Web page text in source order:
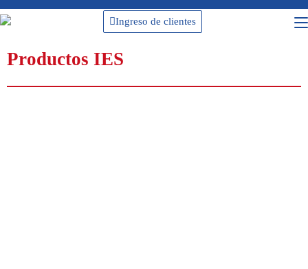
Ingreso de clientes
Productos IES